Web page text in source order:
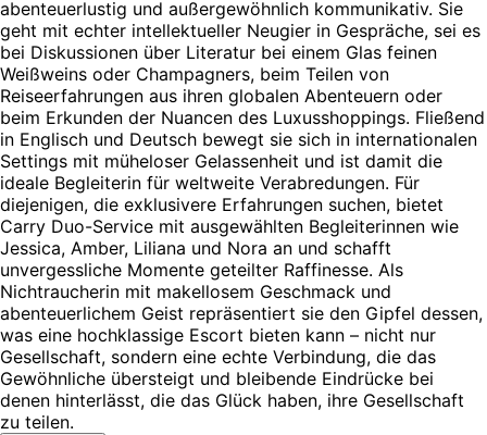
abenteuerlustig und außergewöhnlich kommunikativ. Sie
geht mit echter intellektueller Neugier in Gespräche, sei es
bei Diskussionen über Literatur bei einem Glas feinen
Weißweins oder Champagners, beim Teilen von
Reiseerfahrungen aus ihren globalen Abenteuern oder
beim Erkunden der Nuancen des Luxusshoppings. Fließend
in Englisch und Deutsch bewegt sie sich in internationalen
Settings mit müheloser Gelassenheit und ist damit die
ideale Begleiterin für weltweite Verabredungen. Für
diejenigen, die exklusivere Erfahrungen suchen, bietet
Carry Duo-Service mit ausgewählten Begleiterinnen wie
Jessica, Amber, Liliana und Nora an und schafft
unvergessliche Momente geteilter Raffinesse. Als
Nichtraucherin mit makellosem Geschmack und
abenteuerlichem Geist repräsentiert sie den Gipfel dessen,
was eine hochklassige Escort bieten kann – nicht nur
Gesellschaft, sondern eine echte Verbindung, die das
Gewöhnliche übersteigt und bleibende Eindrücke bei
denen hinterlässt, die das Glück haben, ihre Gesellschaft
zu teilen.